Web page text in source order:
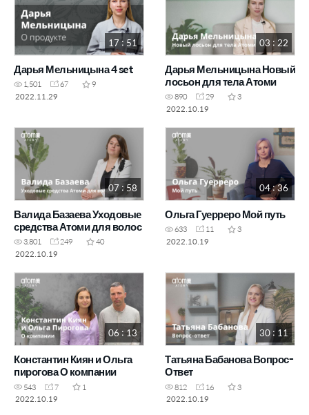
17 : 51
Дарья Мельницына 4 set
1,501 67
9
2022.11.29
03 : 22
Дарья Мельницына Новый
лосьон для тела Атоми
890 29
3
2022.10.19
07 : 58
Валида Базаева Уходовые
средства Атоми для волос
3,801 249
40
2022.10.19
04 : 36
Ольга Гуерреро Мой путь
633 11
3
2022.10.19
06 : 13
Константин Киян и Ольга
пирогова О компании
543 7
1
2022.10.19
30 : 11
Татьяна Бабанова Вопрос-
Ответ
812 16
3
2022.10.19